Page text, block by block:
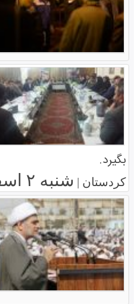
بگیرد.
کردستان | شنبه ۲ اسفند ۱۳۹۳